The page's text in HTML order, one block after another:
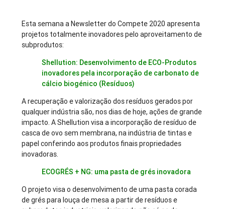
Esta semana a Newsletter do Compete 2020 apresenta
projetos totalmente inovadores pelo aproveitamento de
subprodutos:
Shellution: Desenvolvimento de ECO-Produtos
inovadores pela incorporação de carbonato de
cálcio biogénico (Resíduos)
A recuperação e valorização dos resíduos gerados por
qualquer indústria são, nos dias de hoje, ações de grande
impacto. A Shellution visa a incorporação de resíduo de
casca de ovo sem membrana, na indústria de tintas e
papel conferindo aos produtos finais propriedades
inovadoras.
ECOGRÉS + NG: uma pasta de grés inovadora
O projeto visa o desenvolvimento de uma pasta corada
de grés para louça de mesa a partir de resíduos e